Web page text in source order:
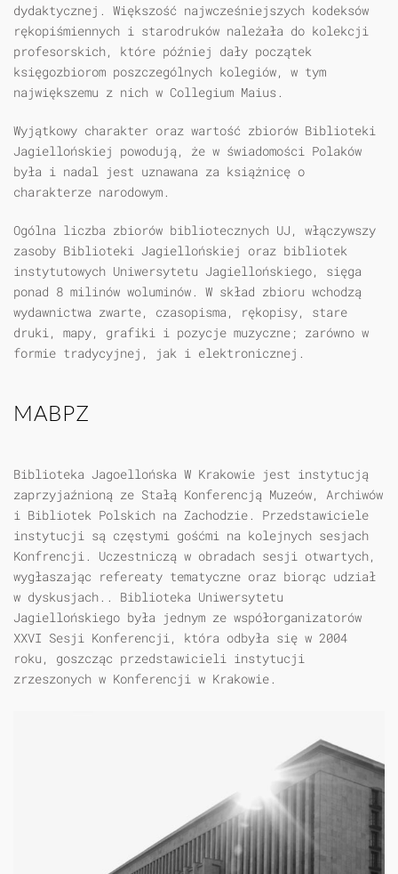
dydaktycznej. Większość najwcześniejszych kodeksów
rękopiśmiennych i starodruków należała do kolekcji
profesorskich, które później dały początek
księgozbiorom poszczególnych kolegiów, w tym
największemu z nich w Collegium Maius.
Wyjątkowy charakter oraz wartość zbiorów Biblioteki
Jagiellońskiej powodują, że w świadomości Polaków
była i nadal jest uznawana za książnicę o
charakterze narodowym.
Ogólna liczba zbiorów bibliotecznych UJ, włączywszy
zasoby Biblioteki Jagiellońskiej oraz bibliotek
instytutowych Uniwersytetu Jagiellońskiego, sięga
ponad 8 milinów woluminów. W skład zbioru wchodzą
wydawnictwa zwarte, czasopisma, rękopisy, stare
druki, mapy, grafiki i pozycje muzyczne; zarówno w
formie tradycyjnej, jak i elektronicznej.
MABPZ
Biblioteka Jagoellońska W Krakowie jest instytucją
zaprzyjaźnioną ze Stałą Konferencją Muzeów, Archiwów
i Bibliotek Polskich na Zachodzie. Przedstawiciele
instytucji są częstymi gośćmi na kolejnych sesjach
Konfrencji. Uczestniczą w obradach sesji otwartych,
wygłaszając refereaty tematyczne oraz biorąc udział
w dyskusjach.. Biblioteka Uniwersytetu
Jagiellońskiego była jednym ze współorganizatorów
XXVI Sesji Konferencji, która odbyła się w 2004
roku, goszcząc przedstawicieli instytucji
zrzeszonych w Konferencji w Krakowie.